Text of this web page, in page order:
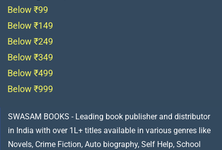
Below ₹99
Below ₹149
Below ₹249
Below ₹349
Below ₹499
Below ₹999
SWASAM BOOKS - Leading book publisher and distributor
in India with over 1L+ titles available in various genres like
Novels, Crime Fiction, Auto biography, Self Help, School